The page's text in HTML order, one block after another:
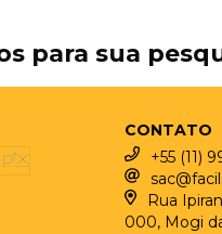
para sua
CONTATO
+55 (11)
Rua
000, Mogi